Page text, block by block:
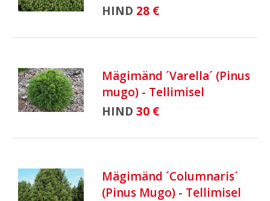
HIND 28 €
Mägimänd ´Varella´ (Pinus
mugo) - Tellimisel
HIND 30 €
Mägimänd ´Columnaris´
(Pinus Mugo) - Tellimisel